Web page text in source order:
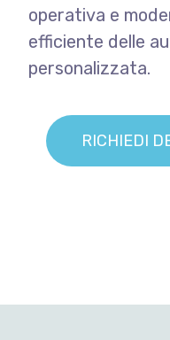
operativa e
efficiente delle
personalizzata.
RICHIEDI